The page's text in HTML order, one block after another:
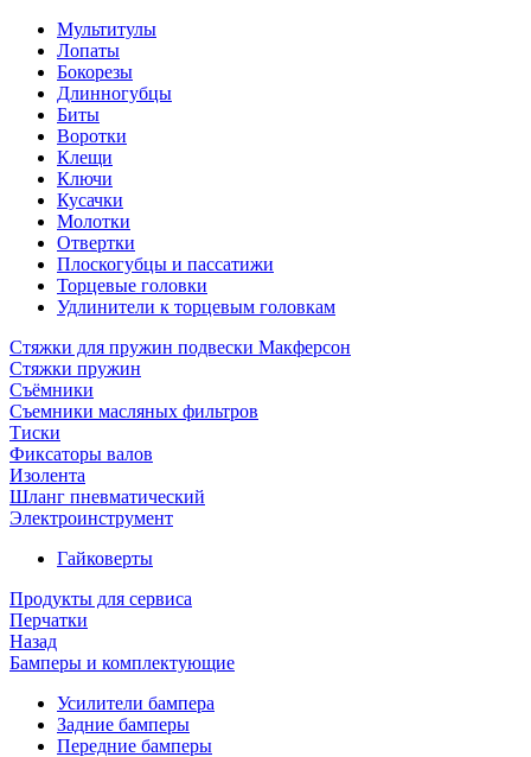
Мультитулы
Лопаты
Бокорезы
Длинногубцы
Биты
Воротки
Клещи
Ключи
Кусачки
Молотки
Отвертки
Плоскогубцы и пассатижи
Торцевые головки
Удлинители к торцевым головкам
Стяжки для пружин подвески Макферсон
Стяжки пружин
Съёмники
Съемники масляных фильтров
Тиски
Фиксаторы валов
Изолента
Шланг пневматический
Электроинструмент
Гайковерты
Продукты для сервиса
Перчатки
Назад
Бамперы и комплектующие
Усилители бампера
Задние бамперы
Передние бамперы